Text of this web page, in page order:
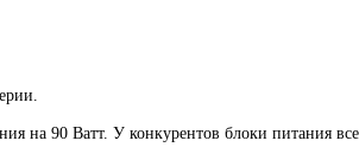
на 90 Ватт. У конкурентов блоки питания